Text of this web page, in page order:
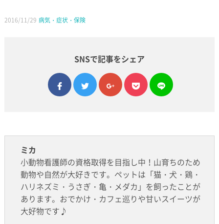
2016/11/29 病気・症状・保険
SNSで記事をシェア
facebook
twittergoogle plus
pocket
line
ミカ
小動物看護師の資格取得を目指し中！山育ちのため
動物や自然が大好きです。ペットは「猫・犬・鶏・
ハリネズミ・うさぎ・亀・メダカ」を飼ったことが
あります。おでかけ・カフェ巡りや甘いスイーツが
大好物です♪